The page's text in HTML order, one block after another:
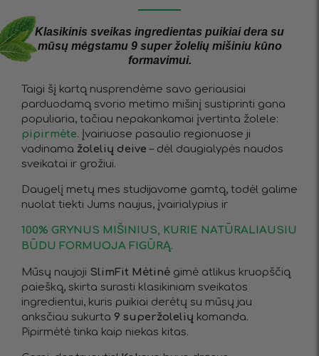
Klasikinis sveikas ingredientas puikiai dera su
mūsų mėgstamu 9 super žolelių mišiniu kūno
formavimui.
Taigi šį kartą nusprendėme savo geriausiai
parduodamą svorio metimo mišinį sustiprinti gana
populiaria, tačiau nepakankamai įvertinta žolele:
pipirmėte. Įvairiuose pasaulio regionuose ji
vadinama žolelių deive – dėl daugialypės naudos
sveikatai ir grožiui.
Daugelį metų mes studijavome gamtą, todėl galime
nuolat tiekti Jums naujus, įvairialypius ir
100% GRYNUS MIŠINIUS, KURIE NATŪRALIAUSIU
BŪDU FORMUOJA FIGŪRĄ.
Mūsų naujoji SlimFit Mėtinė gimė atlikus kruopščią
paiešką, skirta surasti klasikiniam sveikatos
ingredientui, kuris puikiai derėtų su mūsų jau
anksčiau sukurta 9 superžolelių komanda.
Pipirmėtė tinka kaip niekas kitas.